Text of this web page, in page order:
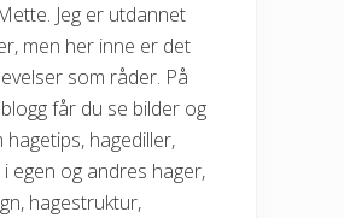
Jeg er utdannet
men her inne er det
som råder. På
får du se bilder og
hagediller,
egen og andres hager,
hagestruktur,